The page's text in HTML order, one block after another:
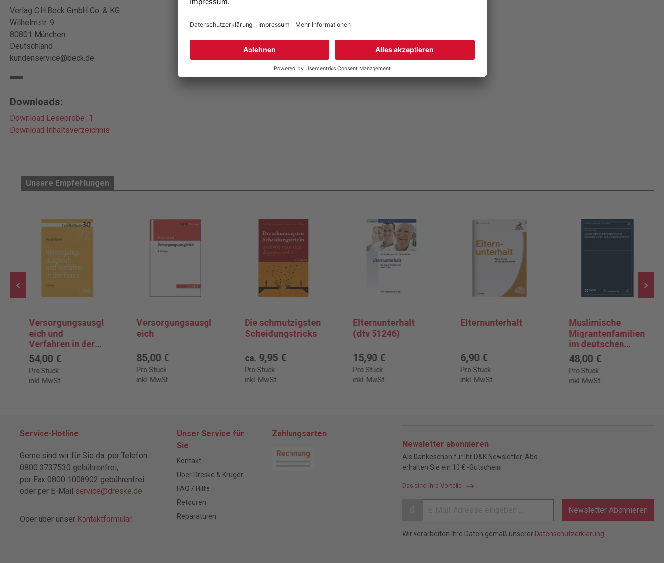
Verlag C.H.Beck GmbH Co. & KG
Wilhelmstr. 9
80801 München
Deutschland
kundenservice@beck.de
Downloads:
Download Leseprobe_1
Download Inhaltsverzeichnis
Unsere Empfehlungen
Versorgungsausgl
eich und
Verfahren in der
Praxis
54,00 €
Pro Stück
inkl. MwSt.
Versorgungsausgl
eich
85,00 €
Pro Stück
inkl. MwSt.
Die schmutzigsten
Scheidungstricks
ca. 9,95 €
Pro Stück
inkl. MwSt.
Elternunterhalt
(dtv 51246)
15,90 €
Pro Stück
inkl. MwSt.
Elternunterhalt
6,90 €
Pro Stück
inkl. MwSt.
Muslimische
Migrantenfamilien
im deutschen
Sorge- und
Umgangsverfahre
n
48,00 €
Pro Stück
inkl. MwSt.
Service-Hotline
Gerne sind wir für Sie da: per Telefon
0800 3737530 gebührenfrei,
per Fax 0800 1008902 gebührenfrei
oder per E-Mail service@dreske.de
Oder über unser Kontaktformular.
Unser Service für
Sie
Kontakt
Über Dreske & Krüger
FAQ / Hilfe
Retouren
Reparaturen
Zahlungsarten
Newsletter abonnieren
Als Dankeschön für Ihr D&K Newsletter-Abo
erhalten Sie ein 10 € -Gutschein:
Das sind Ihre Vorteile
Newsletter Abonnieren
Wir verarbeiten Ihre Daten gemäß unserer Datenschutzerklärung